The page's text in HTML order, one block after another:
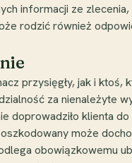
informacji ze zlecenia,
rodzić również
przysięgły, jak i ktoś,
za nienależyte
doprowadziło klienta
może
obowiązkowemu